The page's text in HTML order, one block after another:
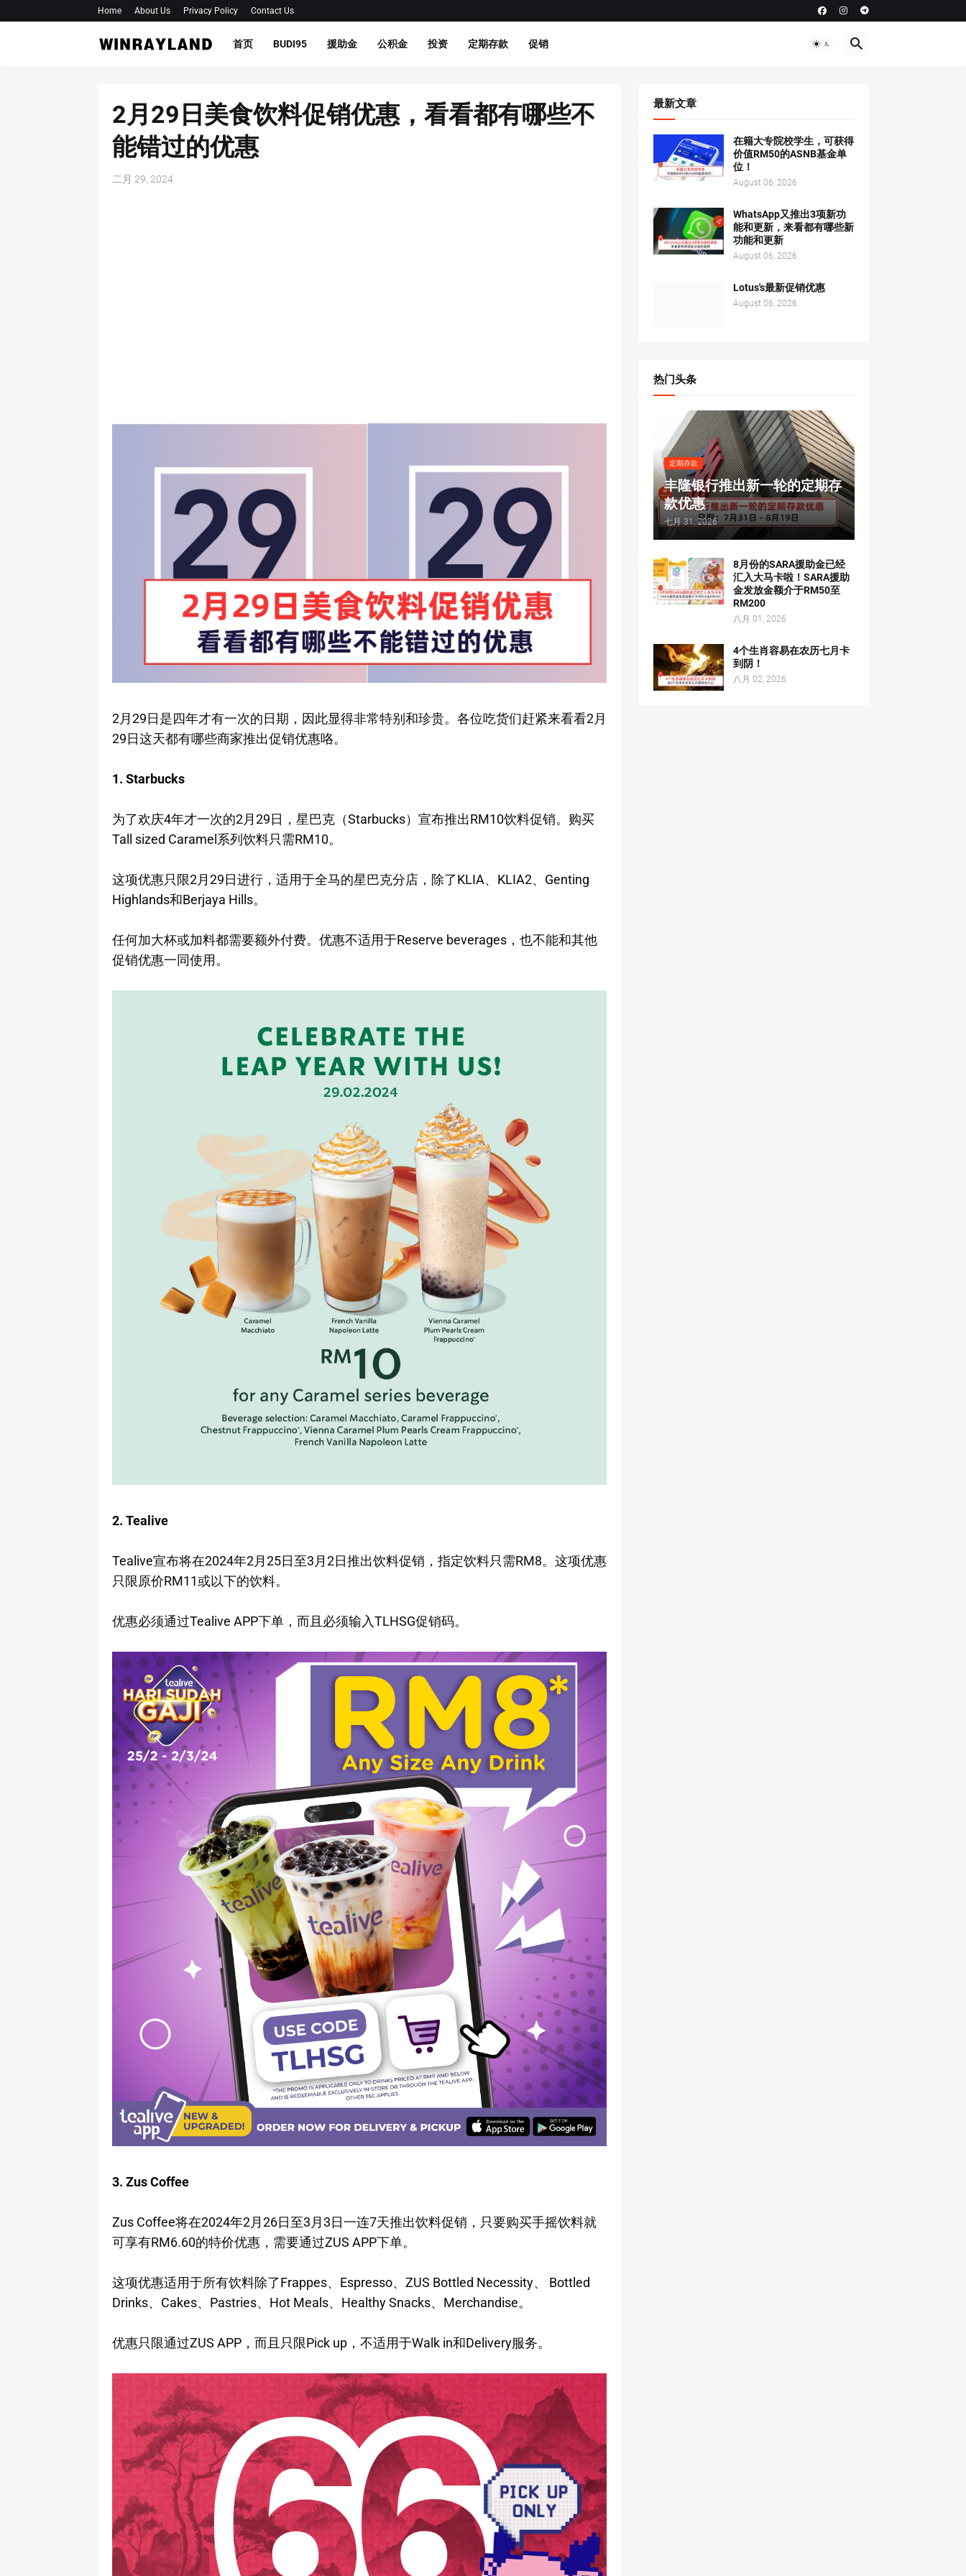
Home About Us Privacy Policy Contact Us
首页 BUDI95 援助金 公积金 投资 定期存款 促销
2月29日美食饮料促销优惠，看看都有哪些不
能错过的优惠
二月 29, 2024
2月29日是四年才有一次的日期，因此显得非常特别和珍贵。各位吃货们赶紧来看看2月
29日这天都有哪些商家推出促销优惠咯。
1. Starbucks
为了欢庆4年才一次的2月29日，星巴克（Starbucks）宣布推出RM10饮料促销。购买
Tall sized Caramel系列饮料只需RM10。
这项优惠只限2月29日进行，适用于全马的星巴克分店，除了KLIA、KLIA2、Genting
Highlands和Berjaya Hills。
任何加大杯或加料都需要额外付费。优惠不适用于Reserve beverages，也不能和其他
促销优惠一同使用。
2. Tealive
Tealive宣布将在2024年2月25日至3月2日推出饮料促销，指定饮料只需RM8。这项优惠
只限原价RM11或以下的饮料。
优惠必须通过Tealive APP下单，而且必须输入TLHSG促销码。
3. Zus Coffee
Zus Coffee将在2024年2月26日至3月3日一连7天推出饮料促销，只要购买手摇饮料就
可享有RM6.60的特价优惠，需要通过ZUS APP下单。
这项优惠适用于所有饮料除了Frappes、Espresso、ZUS Bottled Necessity、 Bottled
Drinks、Cakes、Pastries、Hot Meals、Healthy Snacks、Merchandise。
优惠只限通过ZUS APP，而且只限Pick up，不适用于Walk in和Delivery服务。
最新文章
在籍大专院校学生，可获得
价值RM50的ASNB基金单
位！
August 06, 2026
WhatsApp又推出3项新功
能和更新，来看都有哪些新
功能和更新
August 06, 2026
Lotus's最新促销优惠
August 06, 2026
热门头条
定期存款
丰隆银行推出新一轮的定期存
款优惠
七月 31, 2026
8月份的SARA援助金已经
汇入大马卡啦！SARA援助
金发放金额介于RM50至
RM200
八月 01, 2026
4个生肖容易在农历七月卡
到阴！
八月 02, 2026